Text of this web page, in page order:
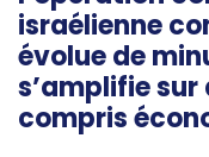
israélienne
évolue de
s’amplifie
compris